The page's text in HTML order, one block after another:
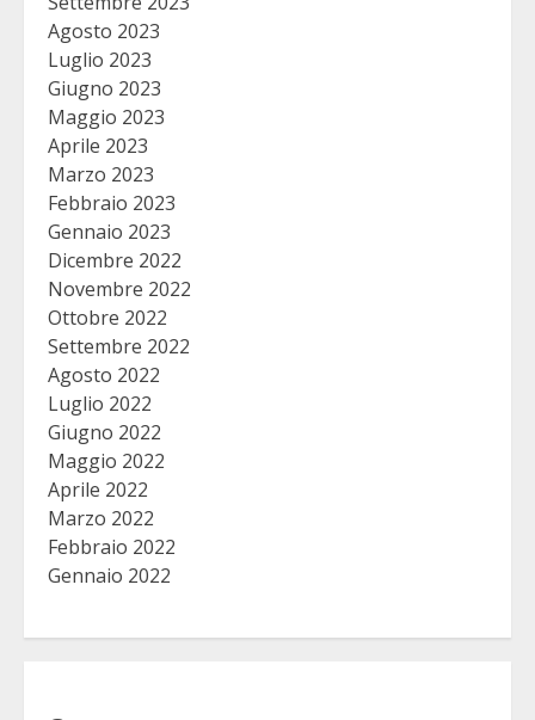
Agosto 2023
Luglio 2023
Giugno 2023
Maggio 2023
Aprile 2023
Marzo 2023
Febbraio 2023
Gennaio 2023
Dicembre 2022
Novembre 2022
Ottobre 2022
Settembre 2022
Agosto 2022
Luglio 2022
Giugno 2022
Maggio 2022
Aprile 2022
Marzo 2022
Febbraio 2022
Gennaio 2022